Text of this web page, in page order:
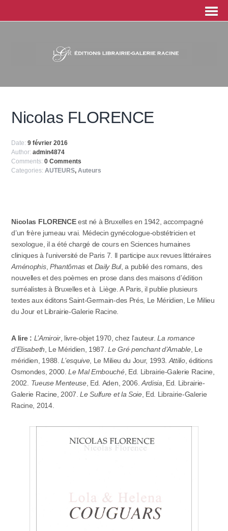
Nicolas FLORENCE
Date:9 février 2016
Author:admin4874
Comments:0 Comments
Categories:AUTEURS,Auteurs
Nicolas FLORENCEest né à Bruxelles en 1942, accompagné
d’un frère jumeau vrai. Médecin gynécologue-obstétricien et
sexologue, il a été chargé de cours en Sciences humaines
cliniques à l’université de Paris 7. Il participe aux revues littéraires
Aménophis, Phantômas et Daily Bul, a publié des romans, des
nouvelles et des poèmes en prose dans des maisons d’édition
surréalistes à Bruxelles et à Liège. A Paris, il publie plusieurs
textes aux éditons Saint-Germain-des Prés, Le Méridien, Le Milieu
du Jour et Librairie-Galerie Racine.
A lire : L’Amiroir, livre-objet 1970, chez l’auteur.La romance
d’Elisabeth , Le Méridien, 1987.Le Gré penchant d’Amable, Le
méridien, 1988.L’esquive, Le Milieu du Jour, 1993. Attilio, éditions
Osmondes, 2000.Le Mal Embouché, Ed. Librairie-Galerie Racine,
2002. Tueuse Menteuse, Ed. Aden, 2006. Ardisia , Ed. Librairie-
Galerie Racine, 2007.Le Sulfure et la Soie, Ed. Librairie-Galerie
Racine, 2014.